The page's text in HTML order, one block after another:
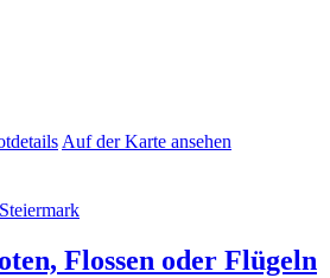
Auf der Karte ansehen
Flossen oder Flügeln